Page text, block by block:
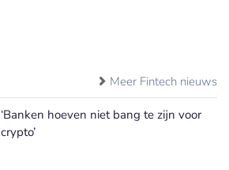
Meer Fintech nieuws
‘Banken hoeven niet bang te zijn voor
crypto’